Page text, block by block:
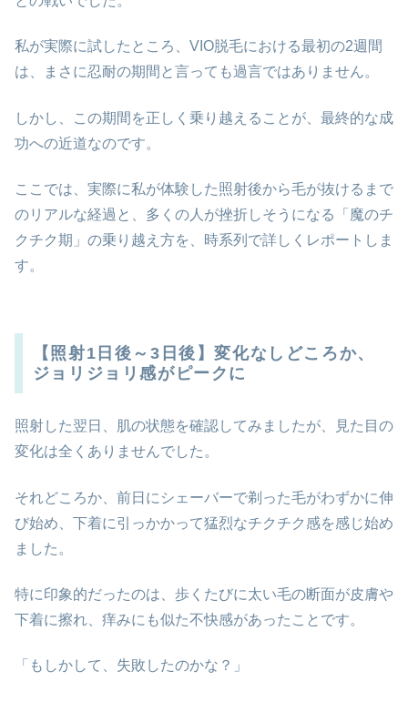
私が実際に試したところ、VIO脱毛における最初の2週間
は、まさに忍耐の期間と言っても過言ではありません。
しかし、この期間を正しく乗り越えることが、最終的な成
功への近道なのです。
ここでは、実際に私が体験した照射後から毛が抜けるまで
のリアルな経過と、多くの人が挫折しそうになる「魔のチ
クチク期」の乗り越え方を、時系列で詳しくレポートしま
す。
【照射1日後～3日後】変化なしどころか、
ジョリジョリ感がピークに
照射した翌日、肌の状態を確認してみましたが、見た目の
変化は全くありませんでした。
それどころか、前日にシェーバーで剃った毛がわずかに伸
び始め、下着に引っかかって猛烈なチクチク感を感じ始め
ました。
特に印象的だったのは、歩くたびに太い毛の断面が皮膚や
下着に擦れ、痒みにも似た不快感があったことです。
「もしかして、失敗したのかな？」